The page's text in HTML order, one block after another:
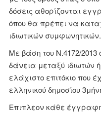
δόσεις αθορίζονται
όπου θα πρέπει να
ιδιωτικών συμφωνητικών.
Με βάση του Ν.4172/2013
δάνεια μεταξύ ιδιωτών
ελάχιστο επιτόκιο που
ελληνικού δημοσίου
Επιπλεον κάθε έγγραφη